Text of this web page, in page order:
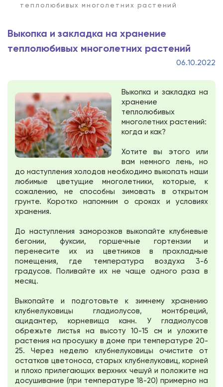
теплолюбивых многолетних растений
Выкопка и закладка на хранение
теплолюбивых многолетних растений
06.10.2022
Выкопка и закладка на
хранение
теплолюбивых
многолетних растений:
когда и как?
Хотите вы этого или
вам немного лень, но
до наступления холодов необходимо выкопать наши
любимые цветущие многолетники, которые, к
сожалению, не способны зимовать в открытом
грунте. Коротко напомним о сроках и условиях
хранения.
До наступления заморозков выкопайте клубневые
бегонии, фуксии, горшечные гортензии и
перенесите их из цветников в прохладные
помещения, где температура воздуха 3-6
градусов. Поливайте их не чаще одного раза в
месяц.
Выкопайте и подготовьте к зимнему хранению
клубнелуковицы гладиолусов, монтбреций,
ацидантер, корневища канн. У гладиолусов
обрежьте листья на высоту 10-15 см и уложите
растения на просушку в доме при температуре 20-
25. Через неделю клубнелуковицы очистите от
остатков цветоноса, старых клубнелуковиц, корней
и плохо прилегающих верхних чешуй и положите на
досушивание (при температуре 18-20) примерно на